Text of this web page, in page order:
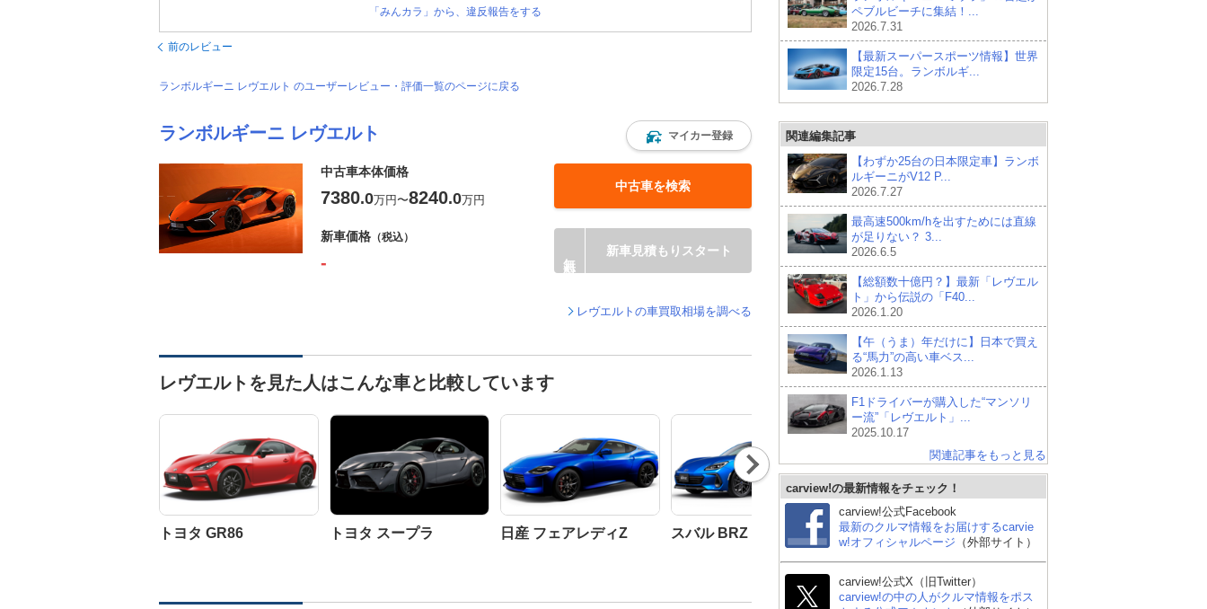
「みんカラ」から、違反報告をする
前のレビュー
ランボルギーニ レヴエルト のユーザーレビュー・評価一覧のページに戻る
ランボルギーニ レヴエルト マイカー登録
中古車本体価格
7380.0万円〜8240.0万円
中古車を検索
新車価格 （税込）
-
新車見積もりスタート
レヴエルトの車買取相場を調べる
レヴエルトを見た人はこんな車と比較しています
トヨタ GR86 トヨタ スープラ 日産 フェアレディZ スバル BRZ ポルシェ 911 ホンダ プレリュード
Nex
t
ペブルビーチに集結！...
2026.7.31
【最新スーパースポーツ情報】世界
限定15台。ランボルギ...
2026.7.28
関連編集記事
【わずか25台の日本限定車】ランボ
ルギーニがV12 P...
2026.7.27
最高速500km/hを出すためには直線
が足りない？ 3...
2026.6.5
【総額数十億円？】最新「レヴエル
ト」から伝説の「F40...
2026.1.20
【午（うま）年だけに】日本で買え
る“馬力”の高い車ベス...
2026.1.13
F1ドライバーが購入した“マンソリ
ー流”「レヴエルト」...
2025.10.17
関連記事をもっと見る
carview!の最新情報をチェック！
carview!公式Facebook
最新のクルマ情報をお届けするcarvie
w!オフィシャルページ （外部サイト）
carview!公式X（旧Twitter）
carview!の中の人がクルマ情報をポス